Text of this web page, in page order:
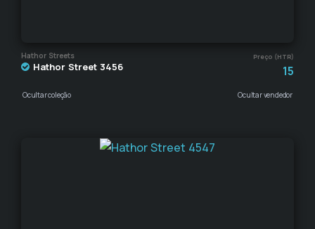
Hathor Streets Preço (HTR)
Hathor Street 3456 15
Ocultar coleção Ocultar vendedor